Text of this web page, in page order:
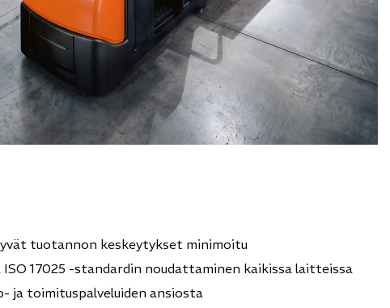
tuotannon keskeytykset minimoitu
17025 -standardin noudattaminen kaikissa laitteissa
ja toimituspalveluiden ansiosta